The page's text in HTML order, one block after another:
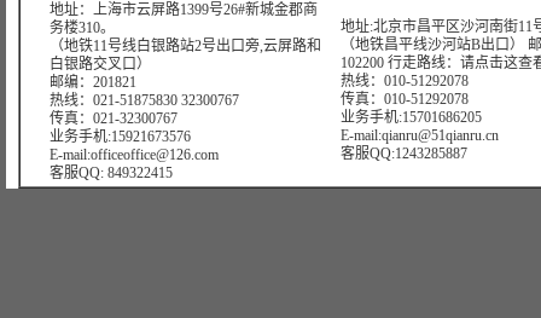
地址：上海市云屏路1399号26#新城金郡商
务楼310。
（地铁11号线白银路站2号出口旁,云屏路和
白银路交叉口）
邮编：201821
热线：021-51875830 32300767
传真：021-32300767
业务手机:15921673576
E-mail:officeoffice@126.com
客服QQ: 849322415
地址:北京市昌平区沙河南街11
（地铁昌平线沙河站B出口）
102200 行走路线： 请点击这查
热线：010-51292078
传真：010-51292078
业务手机:15701686205
E-mail:qianru@51qianru.cn
客服QQ:1243285887